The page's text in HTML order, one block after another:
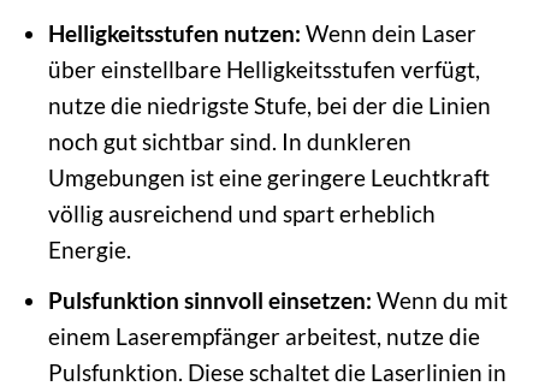
Helligkeitsstufen nutzen: Wenn dein Laser
über einstellbare Helligkeitsstufen verfügt,
nutze die niedrigste Stufe, bei der die Linien
noch gut sichtbar sind. In dunkleren
Umgebungen ist eine geringere Leuchtkraft
völlig ausreichend und spart erheblich
Energie.
Pulsfunktion sinnvoll einsetzen: Wenn du mit
einem Laserempfänger arbeitest, nutze die
Pulsfunktion. Diese schaltet die Laserlinien in